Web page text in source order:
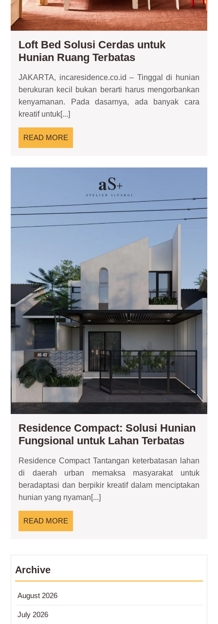
Loft Bed Solusi Cerdas untuk
Hunian Ruang TerbatasLoft
Solusi
Cerdas
untuk
JAKARTA, incaresidence.co.id – Tinggal di hunian
berukuran kecil bukan berarti harus mengorbankan
kenyamanan. Pada dasarnya, ada banyak cara
kreatif untuk[...]
READ MORE
MORE
Residence Compact: Solusi Hunian
Fungsional untuk Lahan Terbatas
Solusi
Residence Compact Tantangan keterbatasan lahan
di daerah urban memaksa masyarakat untuk
beradaptasi dan berpikir kreatif dalam menciptakan
hunian yang nyaman[...]
READ MORE
MORE
Archive
August 2026
July 2026